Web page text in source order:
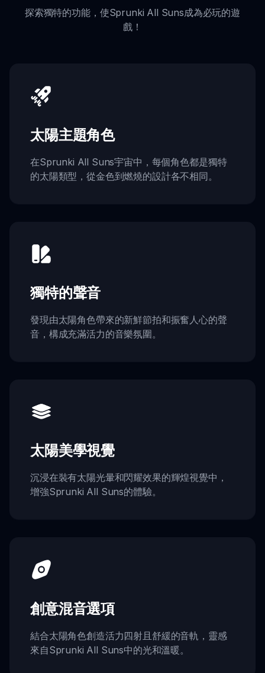
探索獨特的功能，使Sprunki All Suns成為必玩的遊
戲！
太陽主題角色
在Sprunki All Suns宇宙中，每個角色都是獨特
的太陽類型，從金色到燃燒的設計各不相同。
獨特的聲音
發現由太陽角色帶來的新鮮節拍和振奮人心的聲
音，構成充滿活力的音樂氛圍。
太陽美學視覺
沉浸在裝有太陽光暈和閃耀效果的輝煌視覺中，
增強Sprunki All Suns的體驗。
創意混音選項
結合太陽角色創造活力四射且舒緩的音軌，靈感
來自Sprunki All Suns中的光和溫暖。